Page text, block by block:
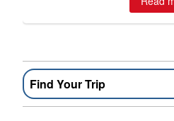
Find Your Trip